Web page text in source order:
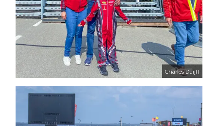
Charles Duijff